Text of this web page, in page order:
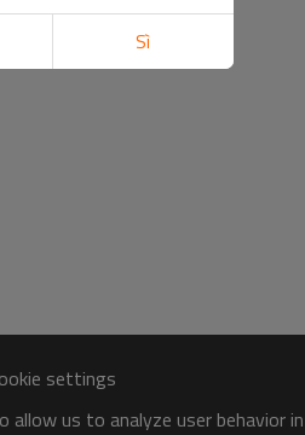
settings
allow us to analyze user
Sì